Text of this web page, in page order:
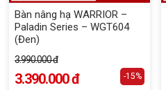
Bàn nâng hạ WARRIOR –
Paladin Series – WGT604
(Đen)
3.990.000 đ
3.390.000 đ -15%